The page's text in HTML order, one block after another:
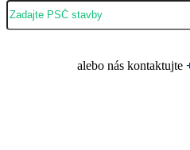
alebo nás kontaktujte